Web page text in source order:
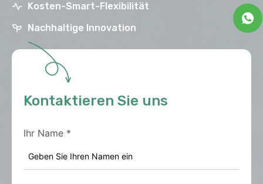
Kosten-Smart-Flexibilität
Nachhaltige Innovation
Kontaktieren Sie uns
Ihr Name *